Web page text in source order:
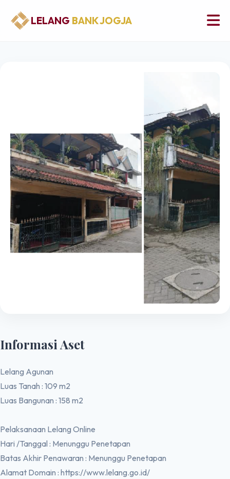
LELANG BANK JOGJA
Informasi Aset
Lelang Agunan
Luas Tanah : 109 m2
Luas Bangunan : 158 m2
Pelaksanaan Lelang Online
Hari /Tanggal : Menunggu Penetapan
Batas Akhir Penawaran : Menunggu Penetapan
Alamat Domain : https://www.lelang.go.id/